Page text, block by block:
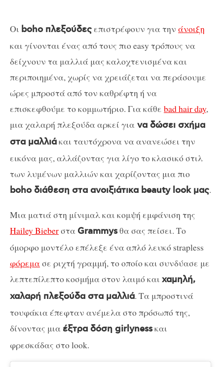
Οι boho πλεξούδεςεπιστρέφουν για την άνοιξη
και γίνονται ένας από τους πιο easy τρόπους να
δείχνουν τα μαλλιά μας καλοχτενισμένα και
περιποιημένα, χωρίς να χρειάζεται να περάσουμε
ώρες μπροστά από τον καθρέφτη ή να
επισκεφθούμε το κομμωτήριο. Για κάθε bad hair day,
μια χαλαρή πλεξούδα αρκεί για να δώσει σχήμα
στα μαλλιάκαι ταυτόχρονα να ανανεώσει την
εικόνα μας, αλλάζοντας για λίγο το κλασικό στιλ
των λυμένων μαλλιών και χαρίζοντας μια πιο
boho διάθεση στα ανοιξιάτικα beauty look μας.
Mια ματιά στη μίνιμαλ και κομψή εμφάνιση της
Hailey Bieberστα Grammysθα σας πείσει. Το
όμορφο μοντέλο επέλεξε ένα απλό λευκό strapless
φόρεμασε ριχτή γραμμή, το οποίο και συνδύασε με
λεπτεπίλεπτο κοσμήμα στον λαιμό και χαμηλή,
χαλαρή πλεξούδα στα μαλλιά. Τα μπροστινά
τουφάκια έπεφταν ανέμελα στο πρόσωπό της,
δίνοντας μια έξτρα δόση girlynessκαι
φρεσκάδας στο look.